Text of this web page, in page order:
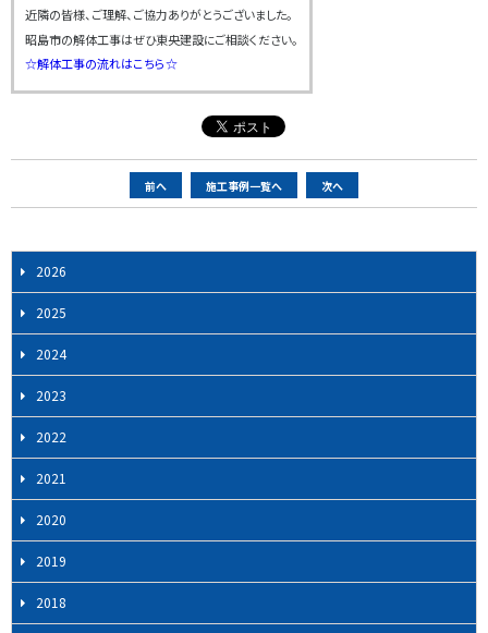
近隣の皆様、ご理解、ご協力ありがとうございました。
昭島市の解体工事はぜひ東央建設にご相談ください。
☆解体工事の流れはこちら☆
ー
ナ
ビ
ゲ
ー
シ
ョ
ン
前へ 施工事例一覧へ 次へ
2026
2025
2024
2023
2022
2021
2020
2019
2018